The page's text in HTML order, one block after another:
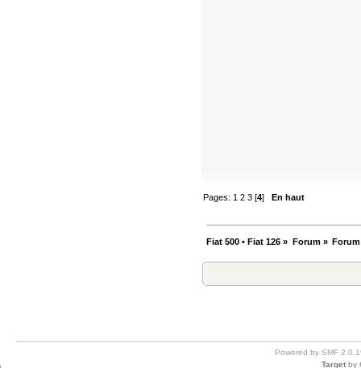
Pages: 1 2 3 [4]En haut
Fiat 500 • Fiat 126 » Forum»
Powered by SMF
Target by